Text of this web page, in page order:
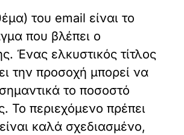
του email είναι το
που βλέπει ο
Ένας ελκυστικός τίτλος
την προσοχή μπορεί να
το ποσοστό
Το περιεχόμενο πρέπει
καλά σχεδιασμένο,